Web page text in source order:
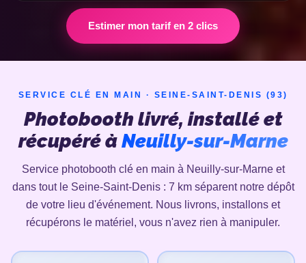
Estimer mon tarif en 2 clics
SERVICE CLÉ EN MAIN · SEINE-SAINT-DENIS (93)
Photobooth livré, installé et
récupéré àNeuilly-sur-Marne
Service photobooth clé en main à Neuilly-sur-Marne et
dans tout le Seine-Saint-Denis : 7 km séparent notre dépôt
de votre lieu d'événement. Nous livrons, installons et
récupérons le matériel, vous n'avez rien à manipuler.